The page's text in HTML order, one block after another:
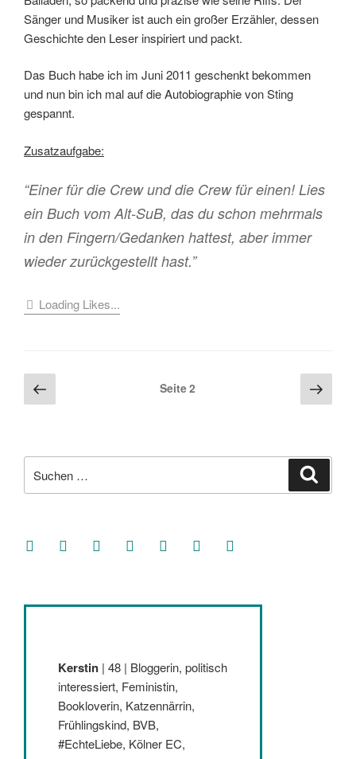
gespannt.
Zusatzaufgabe:
“Einer für die Crew und die Crew für einen! Lies
ein Buch vom Alt-SuB, das du schon mehrmals
wieder zurückgestellt hast.”
Loading Likes...
derSeite
nach:
Bookloverin, Katzennärrin,
Nordsee verliebt, Teenerd,
Chocoholic
Musikliebhaberin: Folk, Indie,
Rock, Country, Pop, Klassik